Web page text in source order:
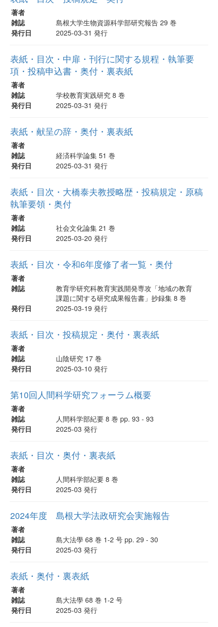
著者
雑誌
島根大学生物資源科学部研究報告 29 巻
発行日
2025-03-31 発行
表紙・目次・中扉・刊行に関する規程・執筆要
項・投稿申込書・奥付・裏表紙
著者
雑誌
学校教育実践研究 8 巻
発行日
2025-03-31 発行
表紙・献呈の辞・奥付・裏表紙
著者
雑誌
経済科学論集 51 巻
発行日
2025-03-31 発行
表紙・目次・大橋泰夫教授略歴・投稿規定・原稿
執筆要領・奥付
著者
雑誌
社会文化論集 21 巻
発行日
2025-03-20 発行
表紙・目次・令和6年度修了者一覧・奥付
著者
雑誌
教育学研究科教育実践開発専攻「地域の教育
課題に関する研究成果報告書」抄録集 8 巻
発行日
2025-03-19 発行
表紙・目次・投稿規定・奥付・裏表紙
著者
雑誌
山陰研究 17 巻
発行日
2025-03-10 発行
第10回人間科学研究フォーラム概要
著者
雑誌
人間科学部紀要 8 巻 pp. 93 - 93
発行日
2025-03 発行
表紙・目次・奥付・裏表紙
著者
雑誌
人間科学部紀要 8 巻
発行日
2025-03 発行
2024年度 島根大学法政研究会実施報告
著者
雑誌
島大法學 68 巻 1-2 号 pp. 29 - 30
発行日
2025-03 発行
表紙・奥付・裏表紙
著者
雑誌
島大法學 68 巻 1-2 号
発行日
2025-03 発行